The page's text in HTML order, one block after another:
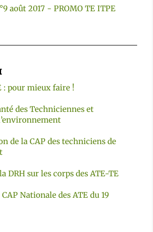
août 2017 - PROMO TE ITPE
: pour mieux faire !
des Techniciennes et
de la CAP des techniciens de
DRH sur les corps des ATE-TE
Nationale des ATE du 19